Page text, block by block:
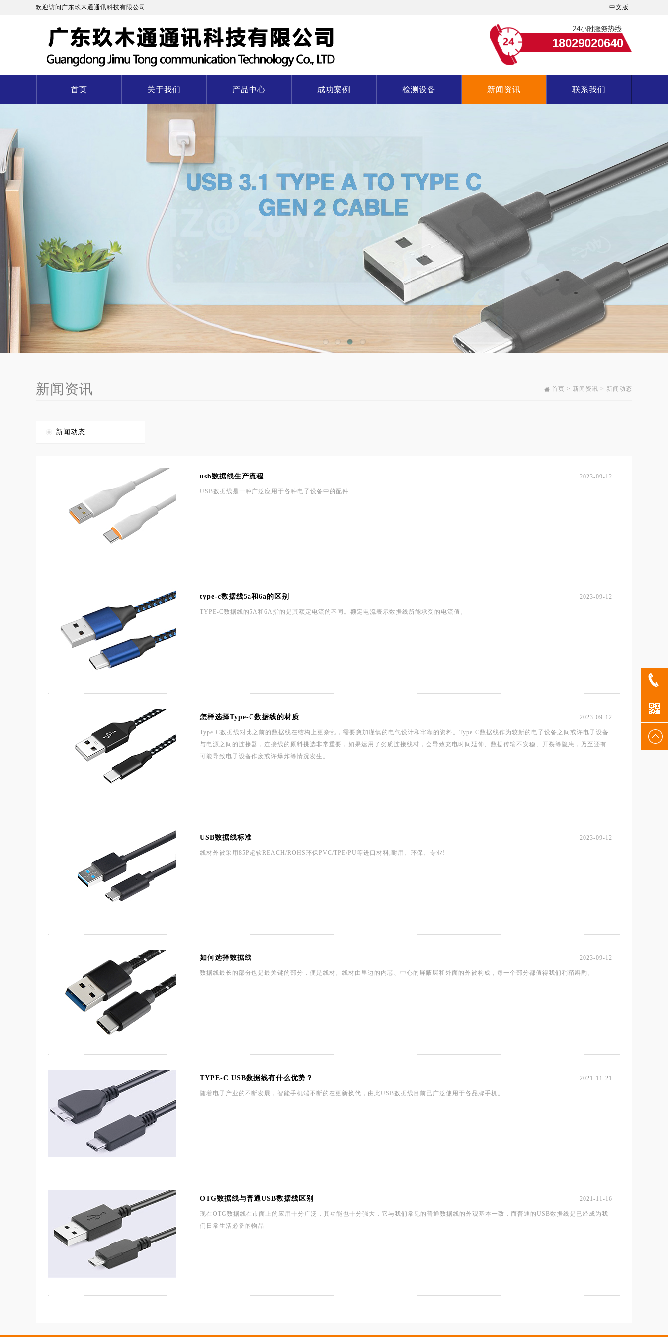
欢迎访问广东玖木通通讯科技有限公司 中文版
18029020640
首页 关于我们 产品中心 成功案例 检测设备 新闻资讯 联系我们
新闻资讯 首页 > 新闻资讯 > 新闻动态
新闻动态
usb数据线生产流程 2023-09-12
USB数据线是一种广泛应用于各种电子设备中的配件
type-c数据线5a和6a的区别 2023-09-12
TYPE-C数据线的5A和6A指的是其额定电流的不同。额定电流表示数据线所能承受的电流值。
怎样选择Type-C数据线的材质 2023-09-12
Type-C数据线对比之前的数据线在结构上更杂乱，需要愈加谨慎的电气设计和牢靠的资料。Type-C数据线作为较新的电子设备之间或许电子设备
与电源之间的连接器，连接线的原料挑选非常重要，如果运用了劣质连接线材，会导致充电时间延伸、数据传输不安稳、开裂等隐患，乃至还有
可能导致电子设备作废或许爆炸等情况发生。
USB数据线标准 2023-09-12
线材外被采用85P超软REACH/ROHS环保PVC/TPE/PU等进口材料,耐用、环保、专业!
如何选择数据线 2023-09-12
数据线最长的部分也是最关键的部分，便是线材。线材由里边的内芯、中心的屏蔽层和外面的外被构成，每一个部分都值得我们稍稍斟酌。
TYPE-C USB数据线有什么优势？ 2021-11-21
随着电子产业的不断发展，智能手机端不断的在更新换代，由此USB数据线目前已广泛使用于各品牌手机。
OTG数据线与普通USB数据线区别 2021-11-16
现在OTG数据线在市面上的应用十分广泛，其功能也十分强大，它与我们常见的普通数据线的外观基本一致，而普通的USB数据线是已经成为我
们日常生活必备的物品